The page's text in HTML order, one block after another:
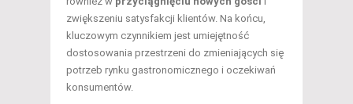
zwiększeniu satysfakcji klientów. Na końcu,
kluczowym czynnikiem jest umiejętność
dostosowania przestrzeni do zmieniających się
potrzeb rynku gastronomicznego i oczekiwań
konsumentów.